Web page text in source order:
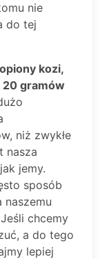
nie
do tej
kozi,
20 gramów
niż zwykłe
nasza
jemy.
sposób
naszemu
chcemy
a do tego
lepiej